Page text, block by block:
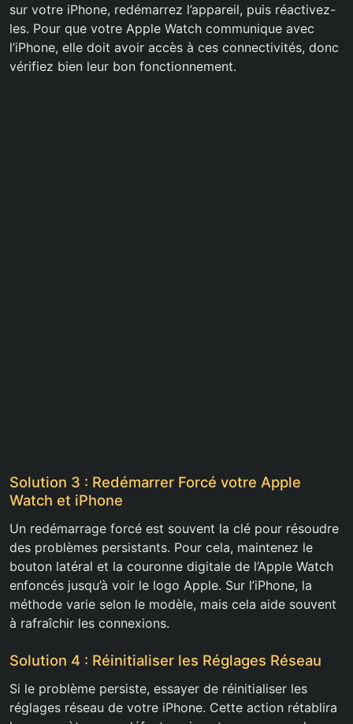
sur votre iPhone, redémarrez l’appareil, puis réactivez-
les. Pour que votre Apple Watch communique avec
l’iPhone, elle doit avoir accès à ces connectivités, donc
vérifiez bien leur bon fonctionnement.
Solution 3 : Redémarrer Forcé votre Apple
Watch et iPhone
Un redémarrage forcé est souvent la clé pour résoudre
des problèmes persistants. Pour cela, maintenez le
bouton latéral et la couronne digitale de l’Apple Watch
enfoncés jusqu’à voir le logo Apple. Sur l’iPhone, la
méthode varie selon le modèle, mais cela aide souvent
à rafraîchir les connexions.
Solution 4 : Réinitialiser les Réglages Réseau
Si le problème persiste, essayer de réinitialiser les
réglages réseau de votre iPhone. Cette action rétablira